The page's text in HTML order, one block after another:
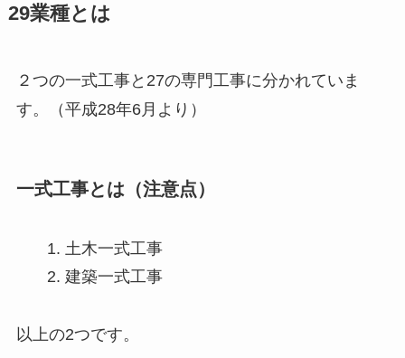
29業種とは
２つの一式工事と27の専門工事に分かれていま
す。（平成28年6月より）
一式工事とは（注意点）
土木一式工事
建築一式工事
以上の2つです。